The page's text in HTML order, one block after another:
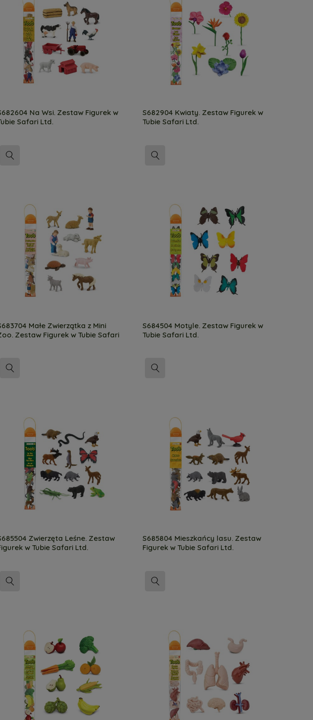
Na Wsi. Zestaw Figurek w
Safari Ltd.
S682904 Kwiaty. Zestaw Figurek w
Tubie Safari Ltd.
Małe Zwierzątka z Mini
Zestaw Figurek w Tubie Safari
S684504 Motyle. Zestaw Figurek w
Tubie Safari Ltd.
Zwierzęta Leśne. Zestaw
w Tubie Safari Ltd.
S685804 Mieszkańcy lasu. Zestaw
Figurek w Tubie Safari Ltd.